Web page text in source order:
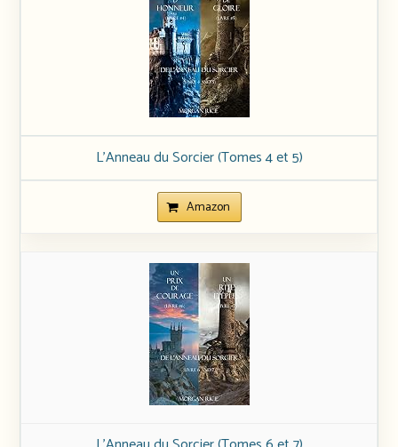
L’Anneau du Sorcier (Tomes 4 et 5)
Amazon